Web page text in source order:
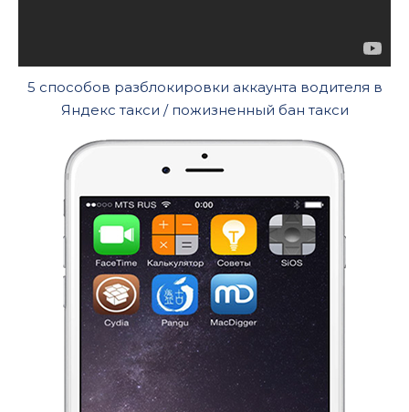
5 способов разблокировки аккаунта водителя в
Яндекс такси / пожизненный бан такси